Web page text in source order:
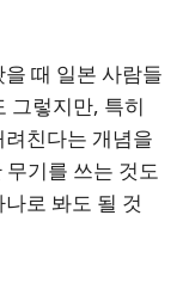
때 일본 사람들
그렇지만, 특히
친다는 개념을
기를 쓰는 것도
로 봐도 될 것